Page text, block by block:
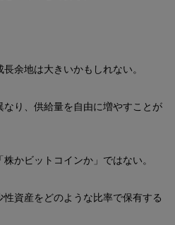
余地は大きいかもしれない。
り、供給量を自由に増やすことが
かビットコインか」ではない。
資産をどのような比率で保有する